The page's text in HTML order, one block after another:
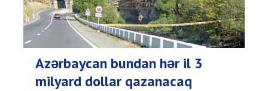
Azərbaycan bundan hər il 3
milyard dollar qazanacaq